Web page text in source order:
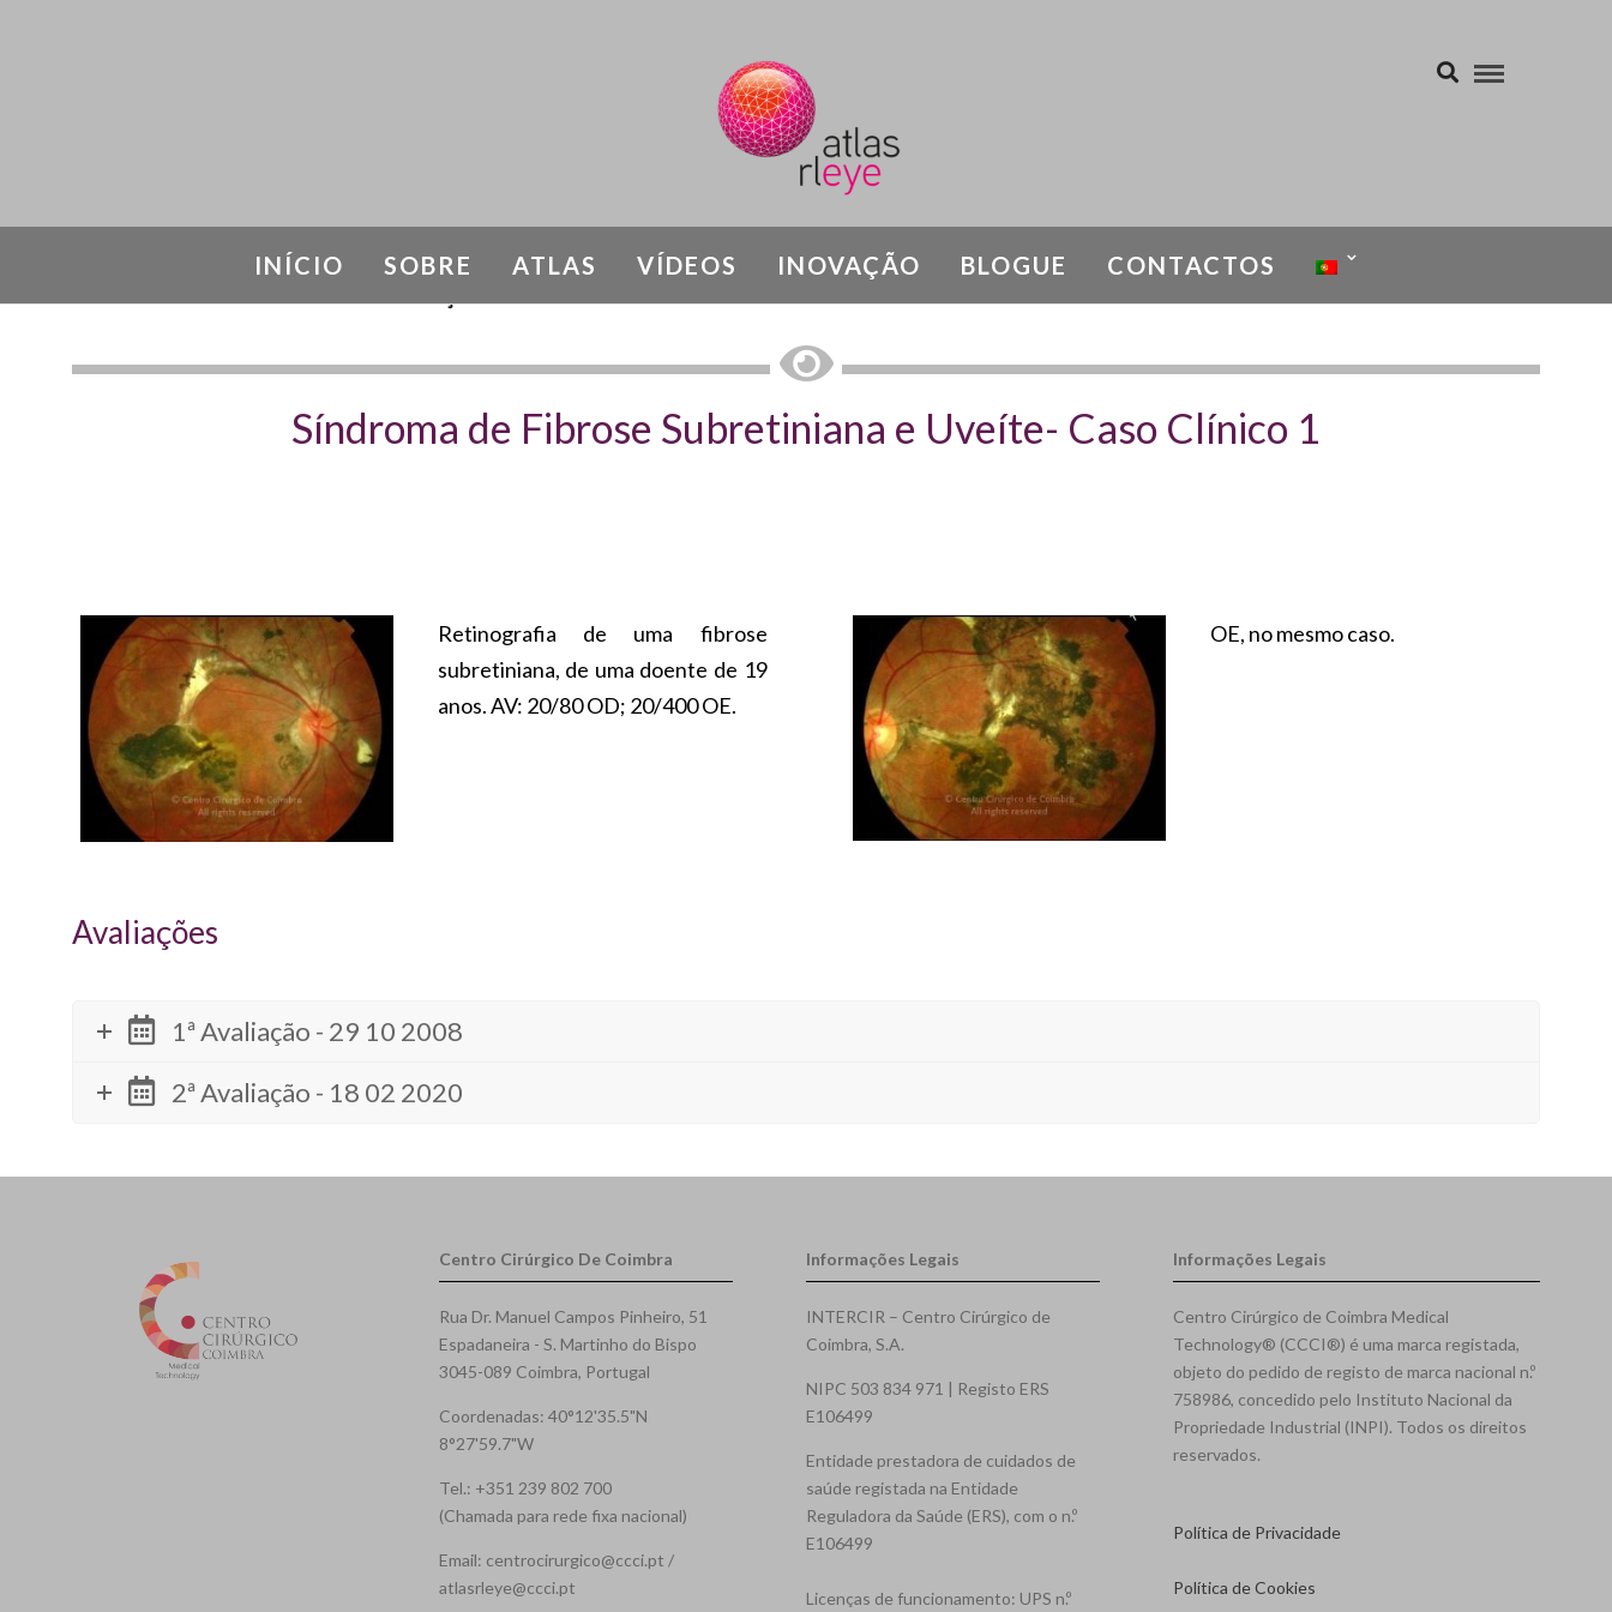
INÍCIO SOBRE ATLAS VÍDEOS INOVAÇÃO BLOGUE CONTACTOS
Síndroma de Fibrose Subretiniana e Uveíte- Caso Clínico 1
Retinografia de uma fibrose
subretiniana, de uma doente de 19
anos. AV: 20/80 OD; 20/400 OE.
OE, no mesmo caso.
Avaliações
1ª Avaliação - 29 10 2008
2ª Avaliação - 18 02 2020
Centro Cirúrgico De Coimbra
Rua Dr. Manuel Campos Pinheiro, 51
Espadaneira - S. Martinho do Bispo
3045-089 Coimbra, Portugal
Coordenadas: 40°12'35.5"N
8°27'59.7"W
Tel.: +351 239 802 700
(Chamada para rede fixa nacional)
Email: centrocirurgico@ccci.pt /
atlasrleye@ccci.pt
Informações Legais
INTERCIR – Centro Cirúrgico de
Coimbra, S.A.
NIPC 503 834 971 | Registo ERS
E106499
Entidade prestadora de cuidados de
saúde registada na Entidade
Reguladora da Saúde (ERS), com o n.º
E106499
Licenças de funcionamento: UPS n.º
Informações Legais
Centro Cirúrgico de Coimbra Medical
Technology® (CCCI®) é uma marca registada,
objeto do pedido de registo de marca nacional n.º
758986, concedido pelo Instituto Nacional da
Propriedade Industrial (INPI). Todos os direitos
reservados.
Política de Privacidade
Política de Cookies